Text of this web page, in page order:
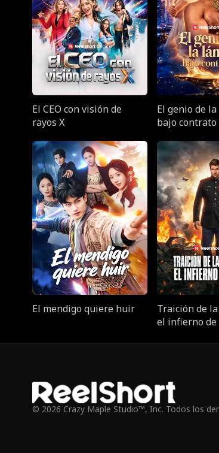
El CEO con visión de
rayos X
El genio de
bajo contrato
El mendigo quiere huir
Traición de
el infierno de
© 2026 Crazy Maple Studio™, Inc. Todos los